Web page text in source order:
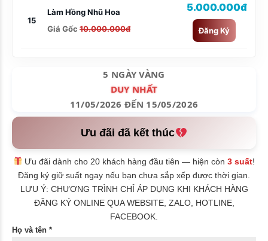
15
Làm Hồng Nhũ Hoa
Giá Gốc 10.000.000đ
5.000.000đ
Đăng Ký
5 NGÀY VÀNG
DUY NHẤT
11/05/2026 ĐẾN 15/05/2026
Ưu đãi đã kết thúc
Ưu đãi dành cho 20 khách hàng đầu tiên — hiện còn3 suất!
Đăng ký giữ suất ngay nếu bạn chưa sắp xếp được thời gian.
LƯU Ý: CHƯƠNG TRÌNH CHỈ ÁP DỤNG KHI KHÁCH HÀNG
ĐĂNG KÝ ONLINE QUA WEBSITE, ZALO, HOTLINE,
FACEBOOK.
Họ và tên *